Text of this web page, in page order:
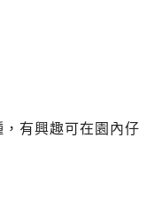
有興趣可在園內仔